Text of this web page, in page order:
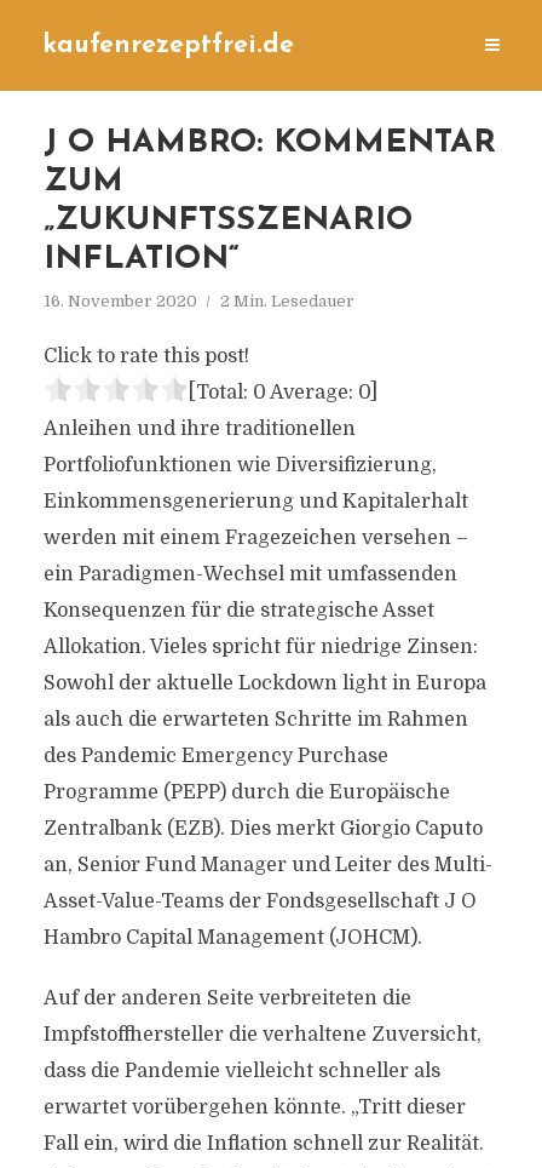
kaufenrezeptfrei.de
J O HAMBRO: KOMMENTAR
ZUM
„ZUKUNFTSSZENARIO
INFLATION“
16. November 2020 2 Min. Lesedauer
Click to rate this post!
[Total: 0 Average: 0]
Anleihen und ihre traditionellen
Portfoliofunktionen wie Diversifizierung,
Einkommensgenerierung und Kapitalerhalt
werden mit einem Fragezeichen versehen –
ein Paradigmen-Wechsel mit umfassenden
Konsequenzen für die strategische Asset
Allokation. Vieles spricht für niedrige Zinsen:
Sowohl der aktuelle Lockdown light in Europa
als auch die erwarteten Schritte im Rahmen
des Pandemic Emergency Purchase
Programme (PEPP) durch die Europäische
Zentralbank (EZB). Dies merkt Giorgio Caputo
an, Senior Fund Manager und Leiter des Multi-
Asset-Value-Teams der Fondsgesellschaft J O
Hambro Capital Management (JOHCM).
Auf der anderen Seite verbreiteten die
Impfstoffhersteller die verhaltene Zuversicht,
dass die Pandemie vielleicht schneller als
erwartet vorübergehen könnte. „Tritt dieser
Fall ein, wird die Inflation schnell zur Realität.